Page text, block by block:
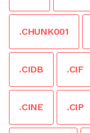
.CHUNK001
.CIDB .CIF
.CINE .CIP